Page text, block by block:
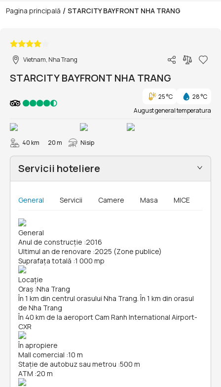
Pagina principală / STARCITY BAYFRONT NHA TRANG
Vietnam, Nha Trang
STARCITY BAYFRONT NHA TRANG
25 °C
28 °C
August general temperatura
40 km 20 m Nisip
Servicii hoteliere
General Servicii Camere Masa MICE
General
Anul de construcție :2016
Ultimul an de renovare :2025 (Zone publice)
Suprafața totală :1 000 mp
Locație
Oraș :Nha Trang
În 1 km din centrul orasului Nha Trang. În 1 km din orasul
de Nha Trang
În 40 km de la aeroport Cam Ranh International Airport-
CXR
În apropiere
Mall comercial :10 m
Stație de autobuz sau metrou :500 m
ATM :20 m